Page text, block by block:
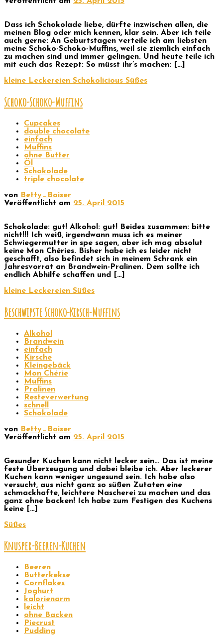
Dass ich Schokolade liebe, dürfte inzwischen allen, die
meinen Blog oder mich kennen, klar sein. Aber ich teile
auch gerne: An Geburtstagen verteile ich am liebsten
meine Schoko-Schoko-Muffins, weil sie ziemlich einfach
zu machen sind und immer gelingen. Und heute teile ich
mit euch das Rezept: So müsst ihr’s machen: […]
kleine Leckereien Schokolicious Süßes
Schoko-Schoko-Muffins
Cupcakes
double chocolate
einfach
Muffins
ohne Butter
Öl
Schokolade
triple chocolate
von Betty_Baiser
Veröffentlicht am 25. April 2015
Schokolade: gut! Alkohol: gut! Beides zusammen: bitte
nicht!!! Ich weiß, irgendwann muss ich es meiner
Schwiegermutter in spe sagen, aber ich mag absolut
keine Mon Chéries. Bisher habe ich es leider nicht
geschafft, also befindet sich in meinem Schrank ein
Jahresvorrat an Brandwein-Pralinen. Dem sollte ich
endlich Abhilfe schaffen und […]
kleine Leckereien Süßes
Beschwipste Schoko-Kirsch-Muffins
Alkohol
Brandwein
einfach
Kirsche
Kleingebäck
Mon Chérie
Muffins
Pralinen
Resteverwertung
schnell
Schokolade
von Betty_Baiser
Veröffentlicht am 25. April 2015
Gesunder Kuchen kann nicht lecker sein… Das ist meine
feste Überzeugung und dabei bleibe ich. Aber leckerer
Kuchen kann weniger ungesund sein. Ich habe also
versucht, aus nicht ganz so süßen Zutaten eine
schmackhafte, leichtere Nascherei zu machen und das
ganz ohne backen! Ich habe zum Festigen des Kuchens
keine […]
Süßes
Knusper-Beeren-Kuchen
Beeren
Butterkekse
Cornflakes
Joghurt
kalorienarm
leicht
ohne Backen
Piecrust
Pudding